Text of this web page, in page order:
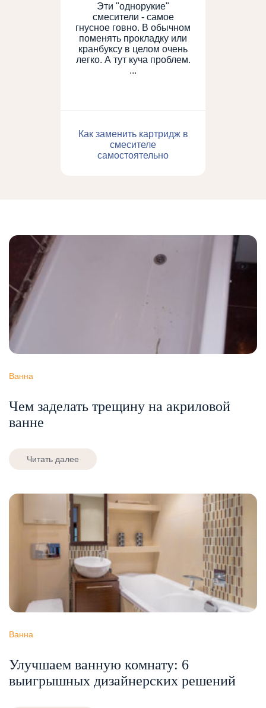
Эти "однорукие"
смесители - самое
гнусное говно. В обычном
поменять прокладку или
кранбуксу в целом очень
легко. А тут куча проблем.
...
Как заменить картридж в
смесителе
самостоятельно
Ванна
Чем заделать трещину на акриловой
ванне
Читать далее
Ванна
Улучшаем ванную комнату: 6
выигрышных дизайнерских решений